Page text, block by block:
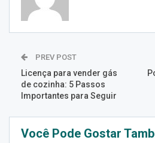
PREV POST
Licença para vender gás
de cozinha: 5 Passos
Importantes para Seguir
Você Pode Gostar